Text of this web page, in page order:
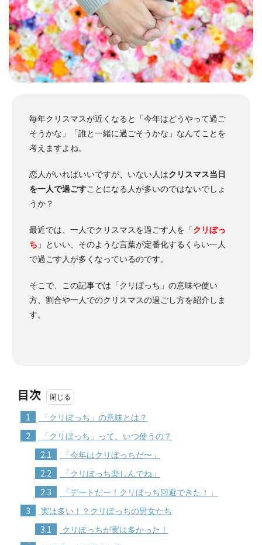
毎年クリスマスが近くなると「今年はどうやって過ご
そうかな」「誰と一緒に過ごそうかな」なんてことを
考えますよね。
恋人がいればいいですが、いない人はクリスマス当日
を一人で過ごすことになる人が多いのではないでしょ
うか？
最近では、一人でクリスマスを過ごす人を「クリぼっ
ち 」といい、そのような言葉が定番化するくらい一人
で過ごす人が多くなっているのです。
そこで、この記事では「クリぼっち」の意味や使い
方、割合や一人でのクリスマスの過ごし方を紹介しま
す。
目次
1 「クリぼっち」の意味とは？
2 「クリぼっち」って、いつ使うの？
2.1 「今年はクリぼっちだ〜」
2.2 「クリぼっち楽しんでね」
2.3 「デートだー！クリぼっち回避できた！」
3 実は多い！？クリぼっちの男女たち
3.1 クリぼっちが実は多かった！